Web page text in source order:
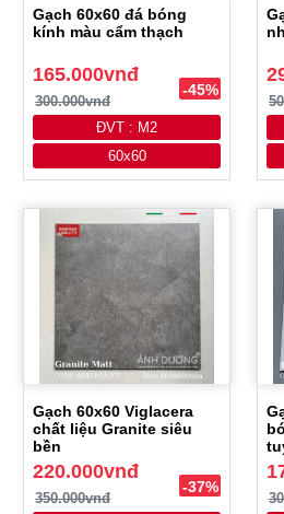
Gạch 60x60 đá bóng
kính màu cẩm thạch
165.000vnđ
300.000vnđ
-45%
ĐVT : M2
60x60
Gạch 60x60 Viglacera
chất liệu Granite siêu
bền
220.000vnđ
350.000vnđ
-37%